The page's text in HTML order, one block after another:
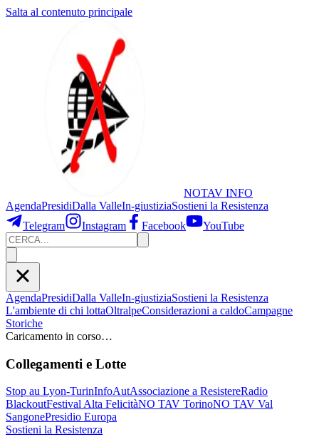
Salta al contenuto principale
NOTAV INFO
AgendaPresidiDalla ValleIn-giustiziaSostieni la Resistenza
Telegram
Instagram Facebook YouTube
AgendaPresidiDalla ValleIn-giustiziaSostieni la Resistenza
L'ambiente di chi lottaOltralpeConsiderazioni a caldoCampagne
Storiche
Caricamento in corso…
Collegamenti e Lotte
Stop au Lyon-TurinInfoAutAssociazione a ResistereRadio
BlackoutFestival Alta FelicitàNO TAV TorinoNO TAV Val
SangonePresidio Europa
Sostieni la Resistenza